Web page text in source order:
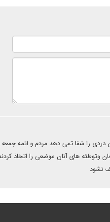
دردی را شفا تمی دهد مردم و ائمه
وتوطئه های آنان موضعی را اتخاذ
نشود